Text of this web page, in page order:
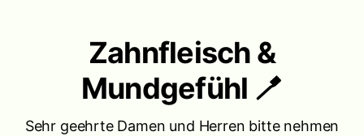
Zahnfleisch &
Mundgefühl 🪥
Sehr geehrte Damen und Herren bitte nehmen